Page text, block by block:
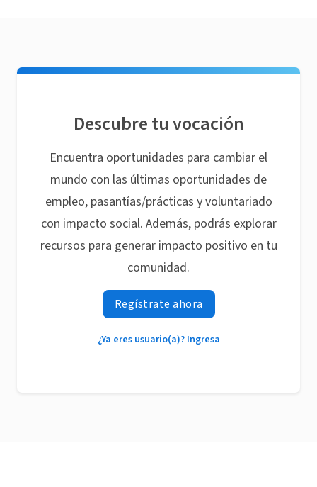
Descubre tu vocación
Encuentra oportunidades para cambiar el
mundo con las últimas oportunidades de
empleo, pasantías/prácticas y voluntariado
con impacto social. Además, podrás explorar
recursos para generar impacto positivo en tu
comunidad.
Regístrate ahora
¿Ya eres usuario(a)? Ingresa